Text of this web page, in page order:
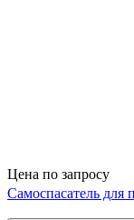
Цена по запросу
Самоспасатель